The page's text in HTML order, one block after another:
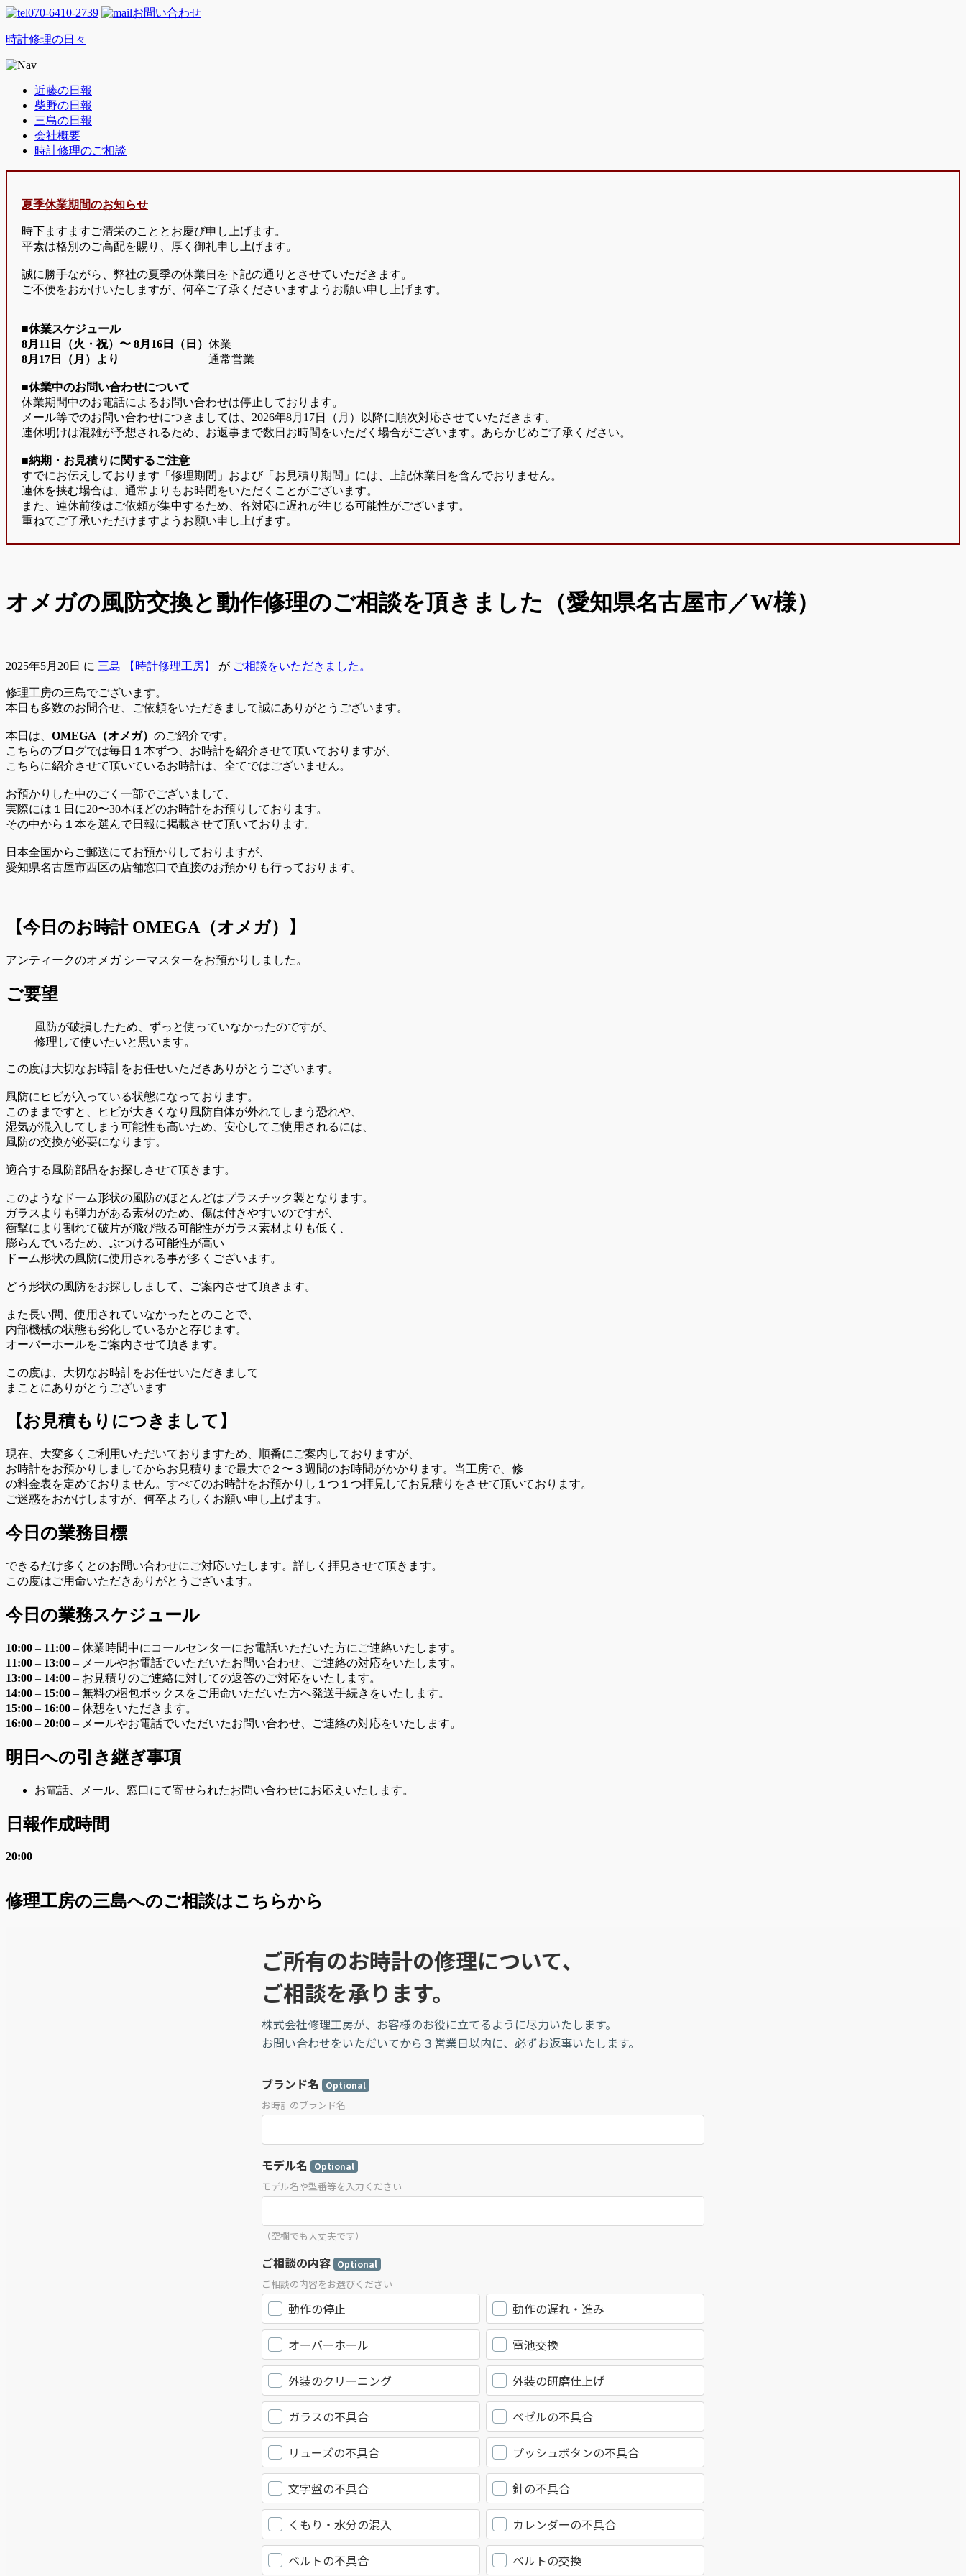
070-6410-2739 お問い合わせ
時計修理の日々
近藤の日報
柴野の日報
三島の日報
会社概要
時計修理のご相談
夏季休業期間のお知らせ
時下ますますご清栄のこととお慶び申し上げます。
平素は格別のご高配を賜り、厚く御礼申し上げます。
誠に勝手ながら、弊社の夏季の休業日を下記の通りとさせていただきます。
ご不便をおかけいたしますが、何卒ご了承くださいますようお願い申し上げます。
■休業スケジュール
8月11日（火・祝）〜 8月16日（日） 休業
8月17日（月）より
通常営業
■休業中のお問い合わせについて
休業期間中のお電話によるお問い合わせは停止しております。
メール等でのお問い合わせにつきましては、2026年8月17日（月）以降に順次対応させていただきます。
連休明けは混雑が予想されるため、お返事まで数日お時間をいただく場合がございます。あらかじめご了承ください。
■納期・お見積りに関するご注意
すでにお伝えしております「修理期間」および「お見積り期間」には、上記休業日を含んでおりません。
連休を挟む場合は、通常よりもお時間をいただくことがございます。
また、連休前後はご依頼が集中するため、各対応に遅れが生じる可能性がございます。
重ねてご了承いただけますようお願い申し上げます。
オメガの風防交換と動作修理のご相談を頂きました（愛知県名古屋市／W様）
2025年5月20日 に 三島 【時計修理工房】 が ご相談をいただきました。
修理工房の三島でございます。
本日も多数のお問合せ、ご依頼をいただきまして誠にありがとうございます。
本日は、 OMEGA（オメガ） のご紹介です。
こちらのブログでは毎日１本ずつ、お時計を紹介させて頂いておりますが、
こちらに紹介させて頂いているお時計は、全てではございません。
お預かりした中のごく一部でございまして、
実際には１日に20〜30本ほどのお時計をお預りしております。
その中から１本を選んで日報に掲載させて頂いております。
日本全国からご郵送にてお預かりしておりますが、
愛知県名古屋市西区の店舗窓口で直接のお預かりも行っております。
【今日のお時計 OMEGA（オメガ） 】
アンティークのオメガ シーマスターをお預かりしました。
ご要望
風防が破損したため、ずっと使っていなかったのですが、
修理して使いたいと思います。
この度は大切なお時計をお任せいただきありがとうございます。
風防にヒビが入っている状態になっております。
このままですと、ヒビが大きくなり風防自体が外れてしまう恐れや、
湿気が混入してしまう可能性も高いため、安心してご使用されるには、
風防の交換が必要になります。
適合する風防部品をお探しさせて頂きます。
このようなドーム形状の風防のほとんどはプラスチック製となります。
ガラスよりも弾力がある素材のため、傷は付きやすいのですが、
衝撃により割れて破片が飛び散る可能性がガラス素材よりも低く、
膨らんでいるため、ぶつける可能性が高い
ドーム形状の風防に使用される事が多くございます。
どう形状の風防をお探ししまして、ご案内させて頂きます。
また長い間、使用されていなかったとのことで、
内部機械の状態も劣化しているかと存じます。
オーバーホールをご案内させて頂きます。
この度は、大切なお時計をお任せいただきまして
まことにありがとうございます
【お見積もりにつきまして】
現在、大変多くご利用いただいておりますため、順番にご案内しておりますが、
お時計をお預かりしましてからお見積りまで最大で２〜３週間のお時間がかかります。当工房で、修
の料金表を定めておりません。すべてのお時計をお預かりし１つ１つ拝見してお見積りをさせて頂いております。
ご迷惑をおかけしますが、何卒よろしくお願い申し上げます。
今日の業務目標
できるだけ多くとのお問い合わせにご対応いたします。詳しく拝見させて頂きます。
この度はご用命いただきありがとうございます。
今日の業務スケジュール
10:00 – 11:00 – 休業時間中にコールセンターにお電話いただいた方にご連絡いたします。
11:00 – 13:00 – メールやお電話でいただいたお問い合わせ、ご連絡の対応をいたします。
13:00 – 14:00 – お見積りのご連絡に対しての返答のご対応をいたします。
14:00 – 15:00 – 無料の梱包ボックスをご用命いただいた方へ発送手続きをいたします。
15:00 – 16:00 – 休憩をいただきます。
16:00 – 20:00 – メールやお電話でいただいたお問い合わせ、ご連絡の対応をいたします。
明日への引き継ぎ事項
お電話、メール、窓口にて寄せられたお問い合わせにお応えいたします。
日報作成時間
20:00
修理工房の三島へのご相談はこちらから